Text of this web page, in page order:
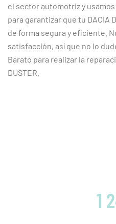
el sector automotriz y
para garantizar que tu DACIA
de forma segura y eficiente.
satisfacción, así que no lo
Barato para realizar la
DUSTER.
1